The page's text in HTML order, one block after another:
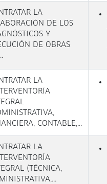
LA
DE LOS
Y
DE OBRAS
LA
CONTABLE,...
LA
(TÉCNICA,